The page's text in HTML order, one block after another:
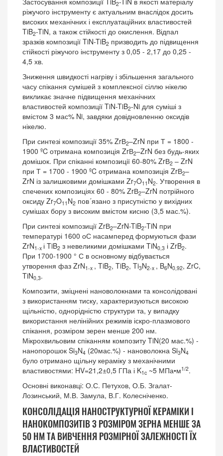
2
ріжучого інструменту є актуальним внаслідок досить
високих механічних і експлуатаційних властивостей
TiB2-TiN, а також стійкості до окислення. Відпал
зразків композиції TiN-TiB2 призводить до підвищення
стійкості ріжучого інструменту з 0,05 - 2,17 до 0,25 -
4,5 хв.
Зниження швидкості нагріву і збільшення загального
часу спікання сумішей з комплексної сіллю нікелю
викликає значне підвищення механічних
властивостей композиції TiN-TiB2-Ni для суміші з
вмістом 3 мас% Ni, завдяки довідновленню оксидів
нікелю.
При синтезі композиції 35% ZrВ2–ZrN при Т = 1800 -
1900 ºC отримана композиція ZrВ2–ZrN без будь-яких
домішок. При спіканні композиції 60-80% ZrВ2 – ZrN
при Т = 1700 - 1900 ºC отримана композиція ZrВ2–
ZrN із залишковими домішками Zr7O11 N2. Утворення в
спечених композиціях 60 - 80% ZrВ2–ZrN потрійного
оксиду Zr7O11 N2 пов´язано з присутністю у вихідних
сумішах бору з високим вмістом кисню (3,5 мас.%).
При синтезі композиції ZrВ2–ZrN-TiB2-TiN при
температурі 1600 оС насамперед формуються фази
ZrN1-x і TiB2 з невеликими домішками TiN0,3 і ZrB2.
При 1700-1900 ° С в основному відбувається
утворення фаз ZrN1-x , TiB2, TiB2, Ti3N2-x , B6N0,92, ZrC,
TiN0,3.
Композити, зміцнені нановолокнами та консолідовані
з використанням тиску, характеризуються високою
щільністю, однорідністю структури та, у випадку
використання нелінійних режимів іскро-плазмового
спікання, розміром зерен менше 200 нм.
Мікрохвильовим спіканням композиту TiN(20 мас.%) -
нанопорошок Si3N4 (20мас.%) - нановолокна Si3N4
було отримано щільну кераміку з механічними
властивостями: HV=21,2±0,5 ГПа і K1c ~5 МПа•м1/2.
Основні виконавці: О.С. Петухов, О.Б. Згалат-
Лозинський, М.В. Замула, В.Г. Колесніченко.
КОНСОЛІДАЦІЯ НАНОСТРУКТУРНОЇ КЕРАМІКИ І
НАНОКОМПОЗИТІВ З РОЗМІРОМ ЗЕРНА МЕНШЕ ЗА
50 НМ ТА ВИВЧЕННЯ РОЗМІРНОЇ ЗАЛЕЖНОСТІ ЇХ
ВЛАСТИВОСТЕЙ